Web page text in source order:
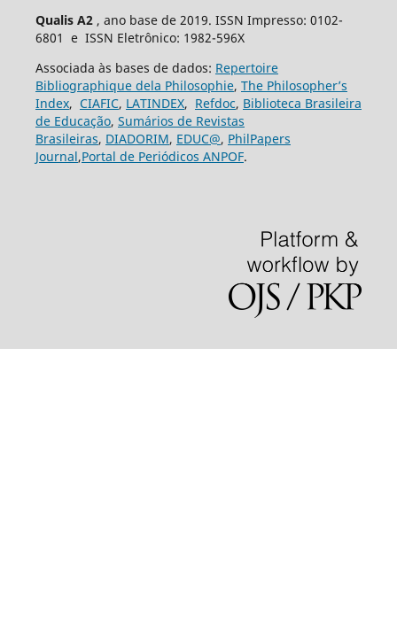
Qualis A2 , ano base de 2019. ISSN Impresso: 0102-
6801 e ISSN Eletrônico: 1982-596X
Associada às bases de dados: Repertoire
Bibliographique dela Philosophie, The Philosopher’s
Index, CIAFIC, LATINDEX, Refdoc, Biblioteca Brasileira
de Educação, Sumários de Revistas
Brasileiras, DIADORIM, EDUC@, PhilPapers
Journal,Portal de Periódicos ANPOF.